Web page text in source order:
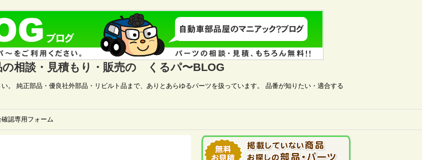
の相談・見積もり・販売の くるパ〜BLOG
。 純正部品・優良社外部品・リビルト品まで、ありとあらゆるパーツを扱っています。 品番が知りたい・適合する
確認専用フォーム